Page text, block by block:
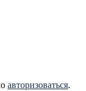
авторизоваться.